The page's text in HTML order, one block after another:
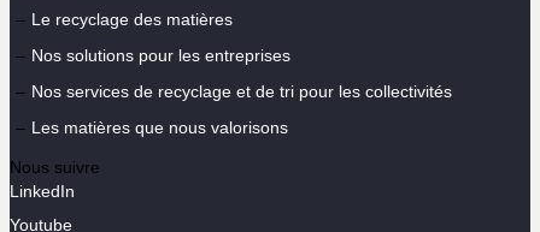
Le recyclage des matières
Nos solutions pour les entreprises
Nos services de recyclage et de tri pour les collectivités
Les matières que nous valorisons
Nous suivre
LinkedIn
Youtube